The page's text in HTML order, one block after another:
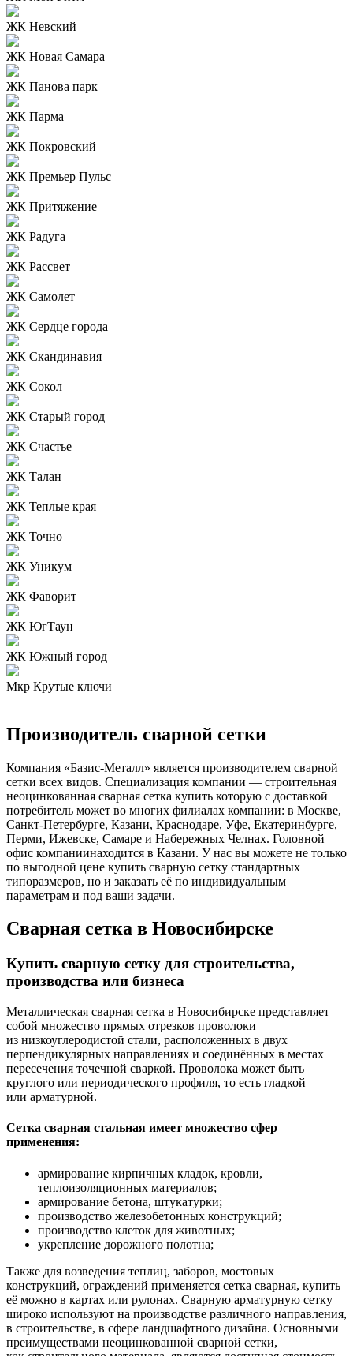
ЖК Невский
ЖК Новая Самара
ЖК Панова парк
ЖК Парма
ЖК Покровский
ЖК Премьер Пульс
ЖК Притяжение
ЖК Радуга
ЖК Рассвет
ЖК Самолет
ЖК Сердце города
ЖК Скандинавия
ЖК Сокол
ЖК Старый город
ЖК Счастье
ЖК Талан
ЖК Теплые края
ЖК Точно
ЖК Уникум
ЖК Фаворит
ЖК ЮгТаун
ЖК Южный город
Мкр Крутые ключи
Производитель сварной сетки
Компания «Базис-Металл» является производителем сварной
сетки всех видов. Специализация компании — строительная
неоцинкованная сварная сетка купить которую с доставкой
потребитель может во многих филиалах компании: в Москве,
Санкт-Петербурге, Казани, Краснодаре, Уфе, Екатеринбурге,
Перми, Ижевске, Самаре и Набережных Челнах. Головной
офис компаниинаходится в Казани. У нас вы можете не только
по выгодной цене купить сварную сетку стандартных
типоразмеров, но и заказать её по индивидуальным
параметрам и под ваши задачи.
Сварная сетка в Новосибирске
Купить сварную сетку для строительства,
производства или бизнеса
Металлическая сварная сетка в Новосибирске представляет
собой множество прямых отрезков проволоки
из низкоуглеродистой стали, расположенных в двух
перпендикулярных направлениях и соединённых в местах
пересечения точечной сваркой. Проволока может быть
круглого или периодического профиля, то есть гладкой
или арматурной.
Сетка сварная стальная имеет множество сфер
применения:
армирование кирпичных кладок, кровли,
теплоизоляционных материалов;
армирование бетона, штукатурки;
производство железобетонных конструкций;
производство клеток для животных;
укрепление дорожного полотна;
Также для возведения теплиц, заборов, мостовых
конструкций, ограждений применяется сетка сварная, купить
её можно в картах или рулонах. Сварную арматурную сетку
широко используют на производстве различного направления,
в строительстве, в сфере ландшафтного дизайна. Основными
преимуществами неоцинкованной сварной сетки,